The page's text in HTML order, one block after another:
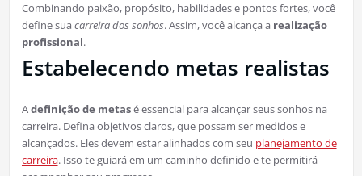
Combinando paixão, propósito, habilidades e pontos fortes, você
define suacarreira dos sonhos. Assim, você alcança a realização
profissional.
Estabelecendo metas realistas
Adefinição de metasé essencial para alcançar seus sonhos na
carreira. Defina objetivos claros, que possam ser medidos e
alcançados. Eles devem estar alinhados com seu planejamento de
carreira. Isso te guiará em um caminho definido e te permitirá